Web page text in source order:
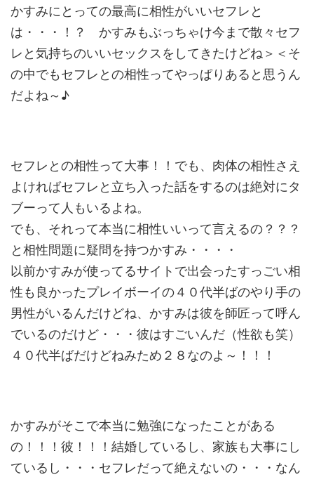
かすみにとっての最高に相性がいいセフレと
は・・・！？ かすみもぶっちゃけ今まで散々セフ
レと気持ちのいいセックスをしてきたけどね＞＜そ
の中でもセフレとの相性ってやっぱりあると思うん
だよね～♪
セフレとの相性って大事！！でも、肉体の相性さえ
よければセフレと立ち入った話をするのは絶対にタ
ブーって人もいるよね。
でも、それって本当に相性いいって言えるの？？？
と相性問題に疑問を持つかすみ・・・・
以前かすみが使ってるサイトで出会ったすっごい相
性も良かったプレイボーイの４０代半ばのやり手の
男性がいるんだけどね、かすみは彼を師匠って呼ん
でいるのだけど・・・彼はすごいんだ（性欲も笑）
４０代半ばだけどねみため２８なのよ～！！！
かすみがそこで本当に勉強になったことがある
の！！！彼！！！結婚しているし、家族も大事にし
ているし・・・セフレだって絶えないの・・・なん